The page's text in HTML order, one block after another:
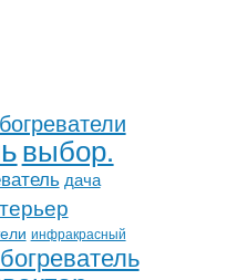
выбор.
дача
инфракрасный